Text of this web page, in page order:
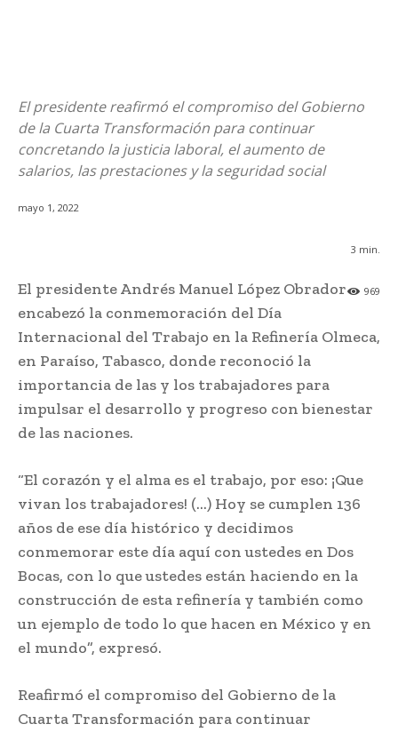
El presidente reafirmó el compromiso del Gobierno
de la Cuarta Transformación para continuar
concretando la justicia laboral, el aumento de
salarios, las prestaciones y la seguridad social
mayo 1, 2022
3 min.
969
El presidente Andrés Manuel López Obrador
encabezó la conmemoración del Día
Internacional del Trabajo en la Refinería Olmeca,
en Paraíso, Tabasco, donde reconoció la
importancia de las y los trabajadores para
impulsar el desarrollo y progreso con bienestar
de las naciones.
“El corazón y el alma es el trabajo, por eso: ¡Que
vivan los trabajadores! (…) Hoy se cumplen 136
años de ese día histórico y decidimos
conmemorar este día aquí con ustedes en Dos
Bocas, con lo que ustedes están haciendo en la
construcción de esta refinería y también como
un ejemplo de todo lo que hacen en México y en
el mundo”, expresó.
Reafirmó el compromiso del Gobierno de la
Cuarta Transformación para continuar